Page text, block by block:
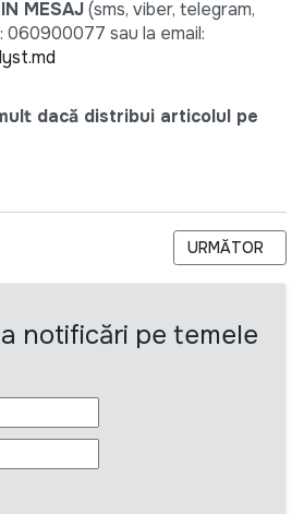
MESAJ(sms, viber, telegram,
060900077 sau la email:
dacă distribui articolul pe
UNICEF RFP 9168982 DESIGN AND
ARTICOLUL
URMĂTOR
notificări pe temele